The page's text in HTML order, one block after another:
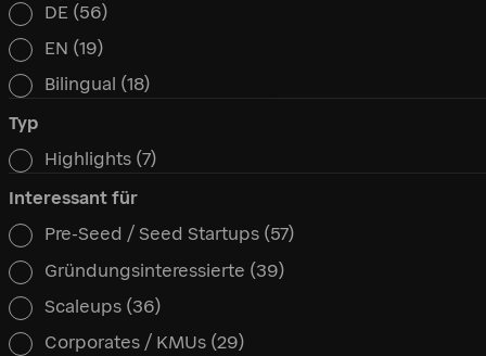
Sprache
DE (56)
EN (19)
Bilingual (18)
Typ
Typ
Highlights (7)
Interessant für
Interessant für
Pre-Seed / Seed Startups (57)
Gründungsinteressierte (39)
Scaleups (36)
Corporates / KMUs (29)